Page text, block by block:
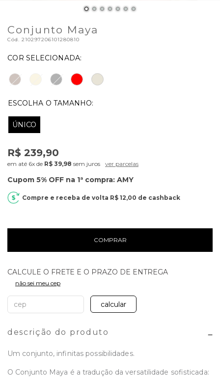
Conjunto Maya
Cód. 210297206101280810
ÚNICO
R$ 239,90
6x de R$ 39,98 sem juros ver parcelas
R$ 12,00 de cashback
COMPRAR
não sei meu cep
calcular
descrição do produto
Um conjunto, infinitas possibilidades.
O Conjunto Maya é a tradução da versatilidade sofisticada: